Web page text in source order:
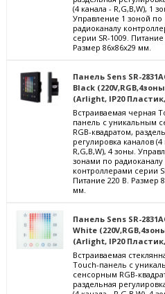
(4 канала - R,G,B,W), 1
Управление 1 зоной по
радиоканалу
серии SR-1009. Питание
Размер 86x86x29 мм.
Панель Sens SR-
Black
(Arlight, IP20
Встраиваемая черная
панель с уникальным
RGB-квадратом,
регулировка каналов (4
R,G,B,W), 4 зоны.
зонами по радиоканалу
контроллерами серии
Питание 220 В. Размер
мм.
Панель Sens SR-
White
(Arlight, IP20
Встраиваемая
Touch-панель с
сенсорным RGB-
раздельная